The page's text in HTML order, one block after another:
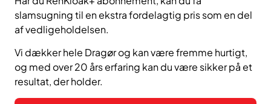
slamsugning til en ekstra fordelagtig pris som en del
af vedligeholdelsen.
Vi dækker hele Dragør og kan være fremme hurtigt,
og med over 20 års erfaring kan du være sikker på et
resultat, der holder.